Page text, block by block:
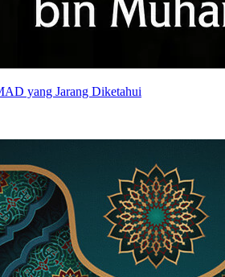
yang Jarang Diketahui